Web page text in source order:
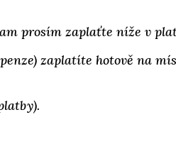
prosím zaplaťte níže v
zaplatíte hotově na